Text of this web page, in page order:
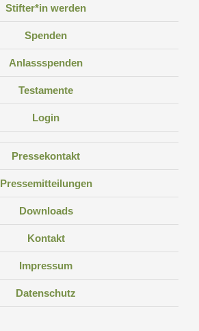
Stifter*in werden
Spenden
Anlassspenden
Testamente
Login
Pressekontakt
Pressemitteilungen
Downloads
Kontakt
Impressum
Datenschutz